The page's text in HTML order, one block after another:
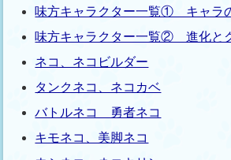
味方キャラクター一覧① キャラ
味方キャラクター一覧② 進化と
ネコ、ネコビルダー
タンクネコ、ネコカベ
バトルネコ 勇者ネコ
キモネコ、美脚ネコ